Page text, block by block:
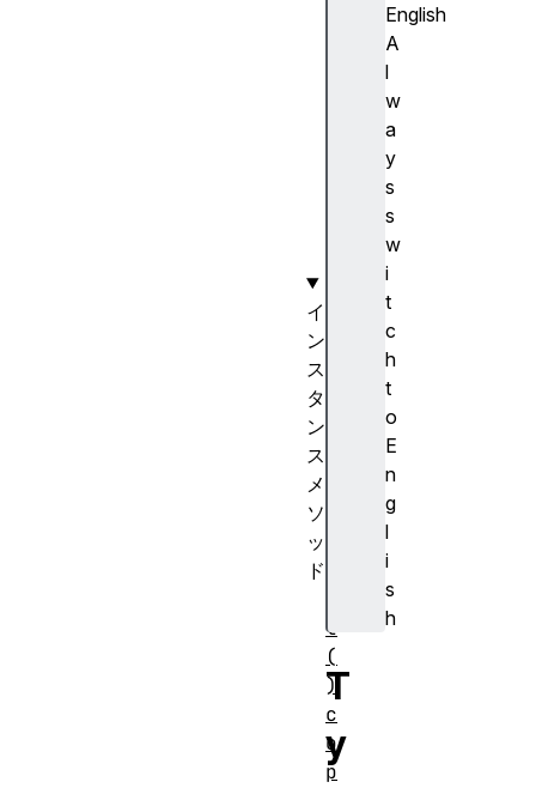
English
A
l
w
a
y
s
s
w
i
t
c
h
t
o
E
n
g
l
i
s
h
T
y
イ
ン
ス
タ
ン
ス
メ
ソ
ッ
ド
t
(
)
c
o
p